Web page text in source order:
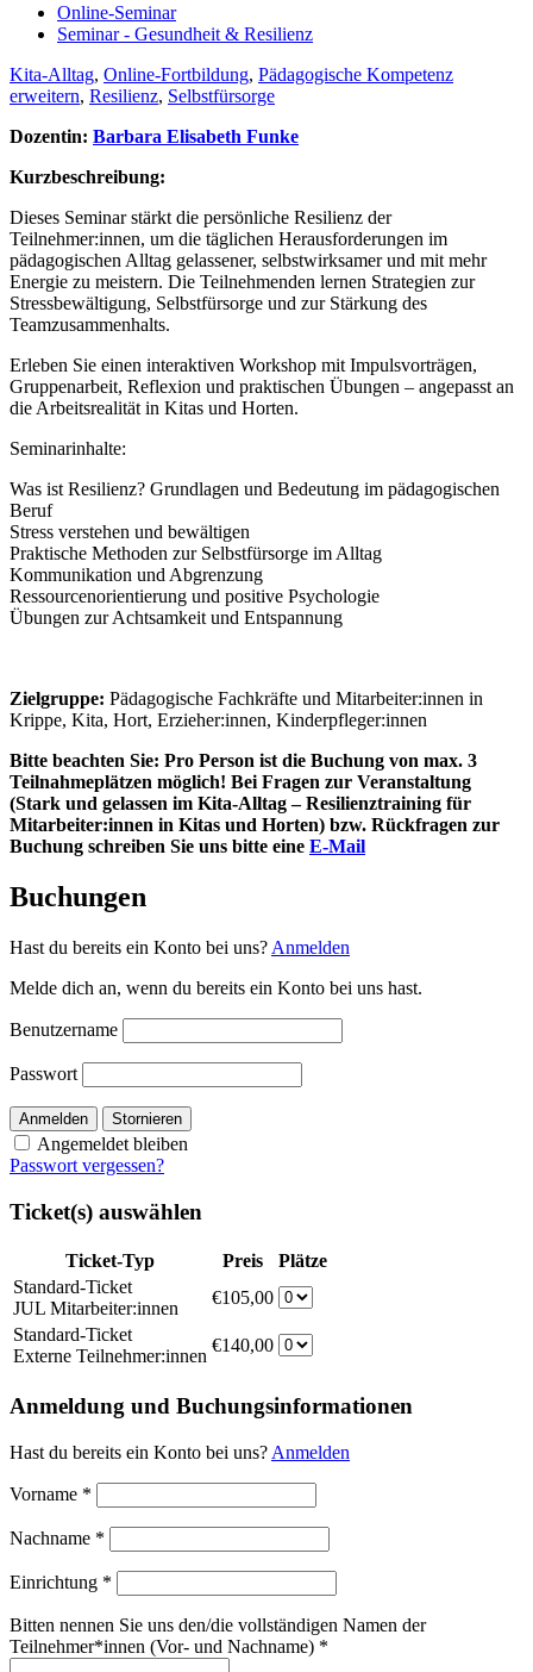
Online-Seminar
Seminar - Gesundheit & Resilienz
Kita-Alltag, Online-Fortbildung, Pädagogische Kompetenz
erweitern, Resilienz, Selbstfürsorge
Dozentin: Barbara Elisabeth Funke
Kurzbeschreibung:
Dieses Seminar stärkt die persönliche Resilienz der
Teilnehmer:innen, um die täglichen Herausforderungen im
pädagogischen Alltag gelassener, selbstwirksamer und mit mehr
Energie zu meistern. Die Teilnehmenden lernen Strategien zur
Stressbewältigung, Selbstfürsorge und zur Stärkung des
Teamzusammenhalts.
Erleben Sie einen interaktiven Workshop mit Impulsvorträgen,
Gruppenarbeit, Reflexion und praktischen Übungen – angepasst an
die Arbeitsrealität in Kitas und Horten.
Seminarinhalte:
Was ist Resilienz? Grundlagen und Bedeutung im pädagogischen
Beruf
Stress verstehen und bewältigen
Praktische Methoden zur Selbstfürsorge im Alltag
Kommunikation und Abgrenzung
Ressourcenorientierung und positive Psychologie
Übungen zur Achtsamkeit und Entspannung
Zielgruppe: Pädagogische Fachkräfte und Mitarbeiter:innen in
Krippe, Kita, Hort, Erzieher:innen, Kinderpfleger:innen
Bitte beachten Sie: Pro Person ist die Buchung von max. 3
Teilnahmeplätzen möglich! Bei Fragen zur Veranstaltung
(Stark und gelassen im Kita-Alltag – Resilienztraining für
Mitarbeiter:innen in Kitas und Horten) bzw. Rückfragen zur
Buchung schreiben Sie uns bitte eine E-Mail
Buchungen
Hast du bereits ein Konto bei uns? Anmelden
Melde dich an, wenn du bereits ein Konto bei uns hast.
Benutzername
Passwort
Anmelden Stornieren
Angemeldet bleiben
Passwort vergessen?
Ticket(s) auswählen
Ticket-Typ Preis
Plätze
Standard-Ticket
JUL Mitarbeiter:innen
€105,00
Standard-Ticket
Externe Teilnehmer:innen
€140,00
Anmeldung und Buchungsinformationen
Hast du bereits ein Konto bei uns? Anmelden
Vorname *
Nachname *
Einrichtung *
Bitten nennen Sie uns den/die vollständigen Namen der
Teilnehmer*innen (Vor- und Nachname) *